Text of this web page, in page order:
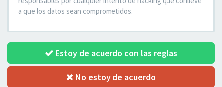
a que los datos sean comprometidos.
Estoy de acuerdo con las reglas
No estoy de acuerdo